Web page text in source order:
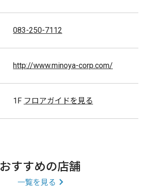
083-250-7112
http://www.minoya-corp.com/
1F フロアガイドを見る
おすすめの店舗
一覧を見る